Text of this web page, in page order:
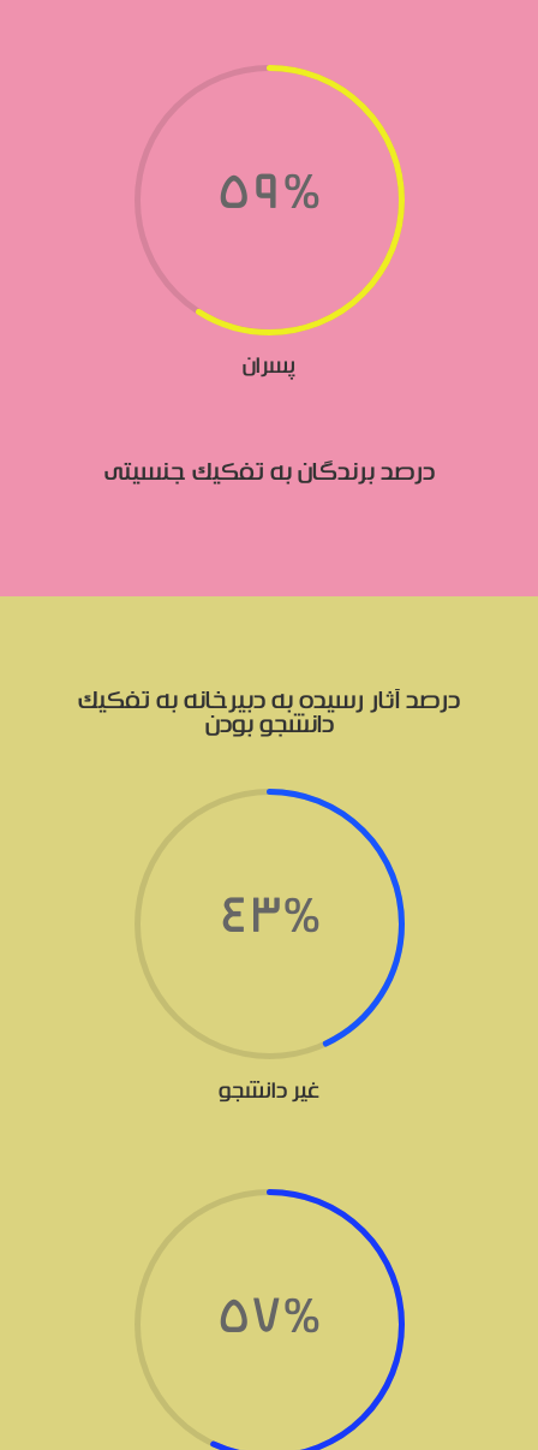
59%
پسران
درصد برندگان به تفکیک جنسیتی
درصد آثار رسیده به دبیرخانه به تفکیک
دانشجو بودن
43%
غیر دانشجو
57%